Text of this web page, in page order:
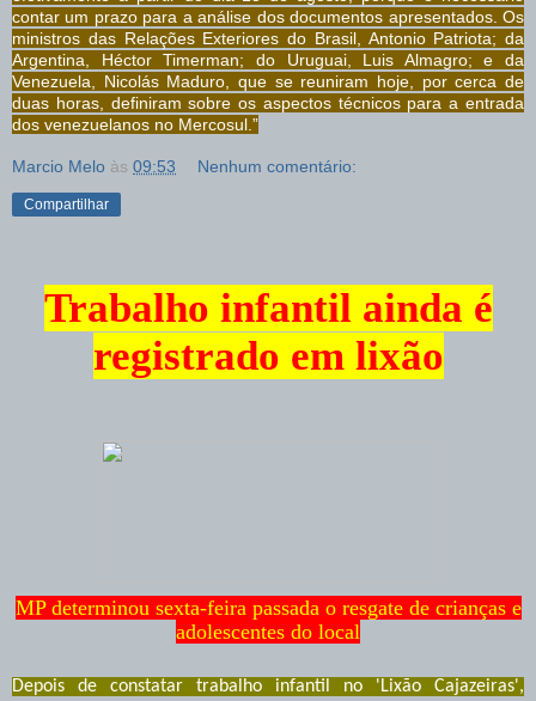
contar um prazo para a análise dos documentos apresentados. Os
ministros das Relações Exteriores do Brasil, Antonio Patriota; da
Argentina, Héctor Timerman; do Uruguai, Luis Almagro; e da
Venezuela, Nicolás Maduro, que se reuniram hoje, por cerca de
duas horas, definiram sobre os aspectos técnicos para a entrada
dos venezuelanos no Mercosul.”
Marcio Melo às 09:53 Nenhum comentário:
Compartilhar
Trabalho infantil ainda é
registrado em lixão
MP determinou sexta-feira passada o resgate de crianças e
adolescentes do local
Depois de constatar trabalho infantil no 'Lixão Cajazeiras',